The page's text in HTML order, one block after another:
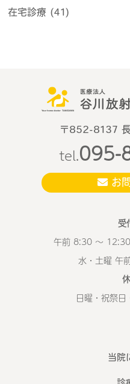
在宅診療 (41)
〒852-8137
tel.095-
お
受
午前 8:30 ～
水・土曜 午
日曜・祝祭
当院